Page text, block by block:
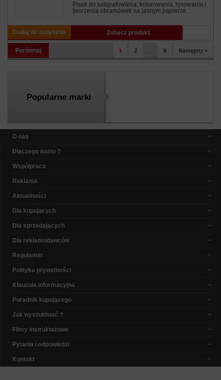
Pisak do kaligrafowania, kolorowania, rysowania i
tworzenia obramówek na jasnym papierze…
Dodaj do zapytania Zobacz produkt
Porównaj 1 2 9 Następny »
Popularne marki
O nas
Dlaczego warto ?
Współpraca
Reklama
Aktualności
Dla kupujących
Dla sprzedających
Dla reklamodawców
Regulamin
Polityka prywatności
Klauzula informacyjna
Poradnik kupującego
Jak wyszukiwać ?
Filmy instruktażowe
Pytania i odpowiedzi
Kontakt